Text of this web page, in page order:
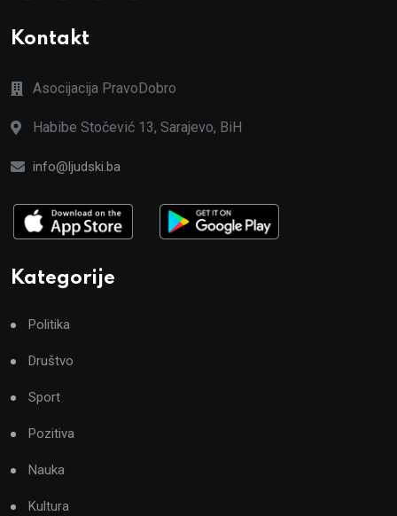
Kontakt
Asocijacija PravoDobro
Habibe Stočević 13, Sarajevo, BiH
info@ljudski.ba
Kategorije
Politika
Društvo
Sport
Pozitiva
Nauka
Kultura